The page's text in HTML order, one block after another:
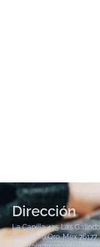
Dirección
La Capilla 435 Las
Querétaro,Qro. Mex 76177